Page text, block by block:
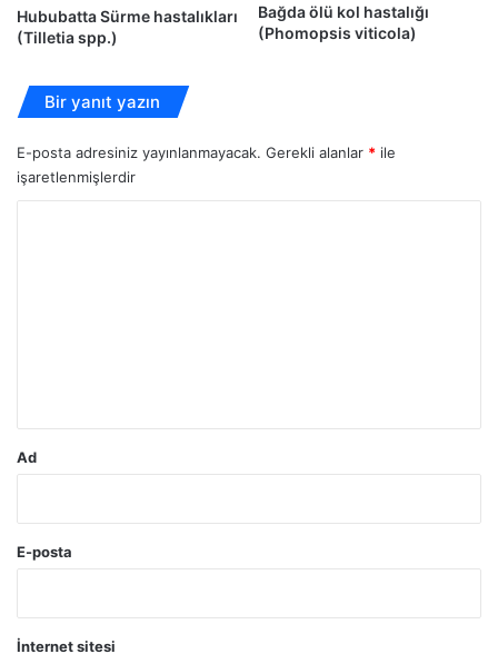
Hububatta Sürme hastalıkları
(Tilletia spp.)
Bağda ölü kol hastalığı
(Phomopsis viticola)
Bir yanıt yazın
E-posta adresiniz yayınlanmayacak. Gerekli alanlar * ile
işaretlenmişlerdir
Ad
E-posta
İnternet sitesi